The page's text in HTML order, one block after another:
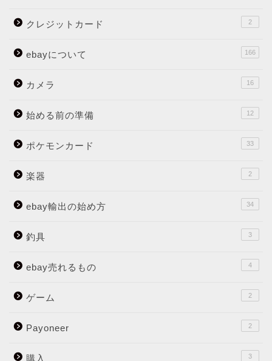
クレジットカード 2
ebayについて 166
カメラ 16
始める前の準備 12
ポケモンカード 33
楽器 2
ebay輸出の始め方 34
釣具 3
ebay売れるもの 4
ゲーム 2
Payoneer 2
購入 3